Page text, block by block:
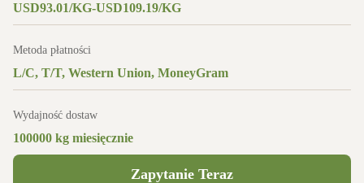
USD93.01/KG-USD109.19/KG
Metoda płatności
L/C, T/T, Western Union, MoneyGram
Wydajność dostaw
100000 kg miesięcznie
Zapytanie Teraz